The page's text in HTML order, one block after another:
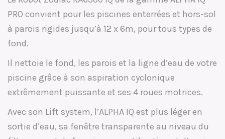
PRO convient pour les piscines enterrées et hors-sol
à parois rigides jusqu’à 12 x 6m, pour tous types de
fond.
Il nettoie le fond, les parois et la ligne d’eau de votre
piscine grâce à son aspiration cyclonique
extrêmement puissante et ses 4 roues motrices.
Avec son Lift system, l’ALPHA IQ est plus léger en
sortie d’eau, sa fenêtre transparente au niveau du